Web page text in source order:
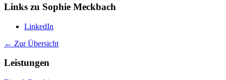
Links zu Sophie Meckbach
LinkedIn
← Zur Übersicht
Leistungen